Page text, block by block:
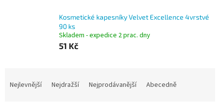
Kosmetické kapesníky Velvet Excellence 4vrstvé
90 ks
Skladem - expedice 2 prac. dny
51 Kč
Nejlevnější Nejdražší Nejprodávanější Abecedně